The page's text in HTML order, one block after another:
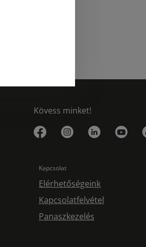
Kövess minket!
Kapcsolat
Elérhetőségeink
Kapcsolatfelvétel
Panaszkezelés